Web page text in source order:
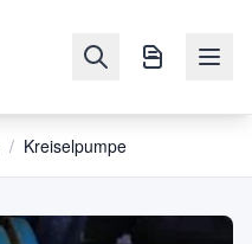
/ Kreiselpumpe